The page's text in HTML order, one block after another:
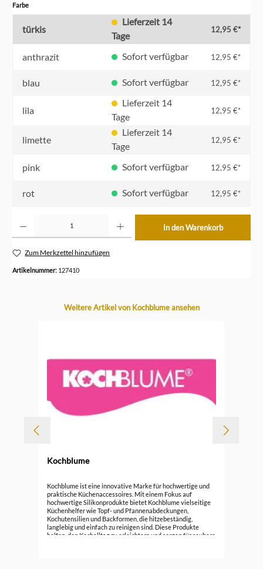
Farbeauswählen
türkis
Tage
12,95 €*
anthrazit Sofort verfügbar 12,95 €*
blau Sofort verfügbar 12,95 €*
lila
Tage
12,95 €*
limette
Tage
12,95 €*
pink Sofort verfügbar 12,95 €*
rot Sofort verfügbar 12,95 €*
In den Warenkorb
Zum Merkzettel hinzufügen
Artikelnummer: 127410
Produktgalerie überspringen
Weitere Artikel von Kochblume ansehen
Kochblume
Kochblume ist eine innovative Marke für hochwertige und
praktische Küchenaccessoires. Mit einem Fokus auf
hochwertige Silikonprodukte bietet Kochblume vielseitige
Küchenhelfer wie Topf- und Pfannenabdeckungen,
Kochutensilien und Backformen, die hitzebeständig,
langlebig und einfach zu reinigen sind. Diese Produkte
helfen, den Kochalltag zu erleichtern und sorgen für saubere